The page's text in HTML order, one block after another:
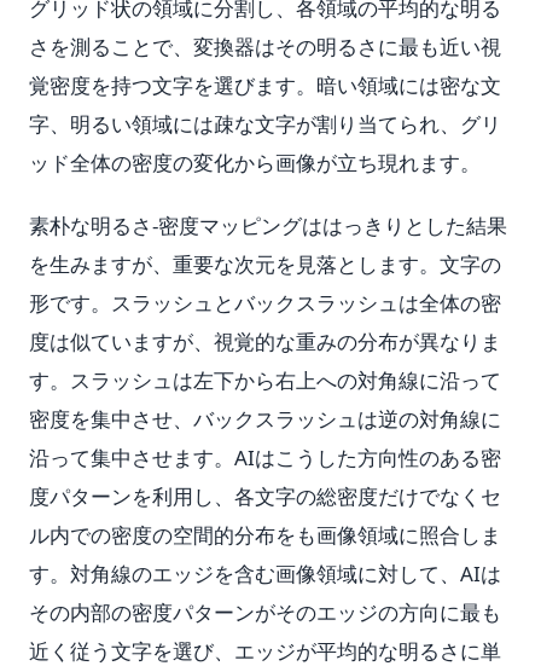
グリッド状の領域に分割し、各領域の平均的な明る
さを測ることで、変換器はその明るさに最も近い視
覚密度を持つ文字を選びます。暗い領域には密な文
字、明るい領域には疎な文字が割り当てられ、グリ
ッド全体の密度の変化から画像が立ち現れます。
素朴な明るさ-密度マッピングははっきりとした結果
を生みますが、重要な次元を見落とします。文字の
形です。スラッシュとバックスラッシュは全体の密
度は似ていますが、視覚的な重みの分布が異なりま
す。スラッシュは左下から右上への対角線に沿って
密度を集中させ、バックスラッシュは逆の対角線に
沿って集中させます。AIはこうした方向性のある密
度パターンを利用し、各文字の総密度だけでなくセ
ル内での密度の空間的分布をも画像領域に照合しま
す。対角線のエッジを含む画像領域に対して、AIは
その内部の密度パターンがそのエッジの方向に最も
近く従う文字を選び、エッジが平均的な明るさに単